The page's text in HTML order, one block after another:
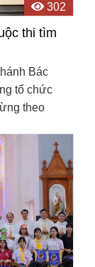
302
thi tìm
Bác
tổ chức
theo